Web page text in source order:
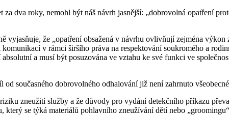
dva roky, nemohl být náš návrh jasnější: „dobrovolná opatření
že „opatření obsažená v návrhu ovlivňují zejména
v rámci širšího práva na respektování soukromého a
a musí být posuzována ve vztahu ke své funkci ve
současného dobrovolného odhalování již není zahrnuto
zneužití služby a že důvody pro vydání detekčního příkazu
se týká materiálů pohlavního zneužívání dětí nebo